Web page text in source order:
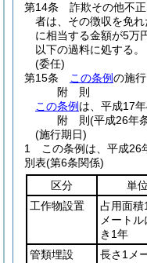
第14条
詐欺その他不
者は、その徴収を免
に相当する金額が5万
以下の過料に処する。
(委任)
第15条
この条例の施
附 則
この条例 は、平成17
附 則(平成26年
(施行期日)
1
この条例は、平成26
別表(第6条関係)
区分
単位
工作物設置
占用面積
メートル
き1年
管類埋設
長さ1メ